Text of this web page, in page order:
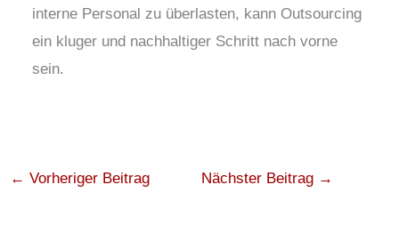
interne Personal zu überlasten, kann Outsourcing
ein kluger und nachhaltiger Schritt nach vorne
sein.
← Vorheriger Beitrag Nächster Beitrag →